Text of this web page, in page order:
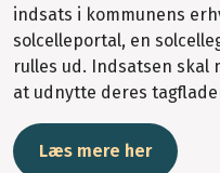
indsats i kommunens
solcelleportal, en
rulles ud. Indsatsen
at udnytte deres
Læs mere her